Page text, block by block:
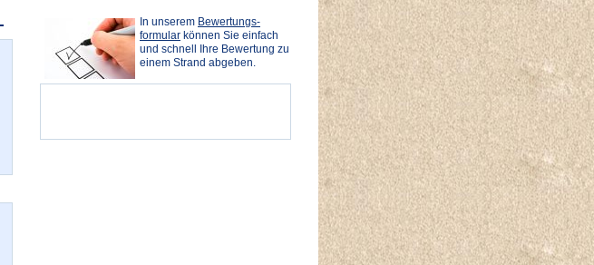
In unserem Bewertungs-
formular können Sie einfach
und schnell Ihre Bewertung zu
einem Strand abgeben.